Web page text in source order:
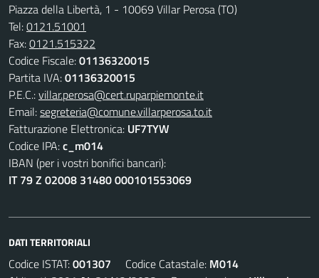
Piazza della Libertà, 1 - 10069 Villar Perosa (TO)
Tel:0121.51001
Fax:0121.515322
Codice Fiscale:01136320015
Partita IVA:01136320015
P.E.C.:villar.perosa@cert.ruparpiemonte.it
Email:segreteria@comune.villarperosa.to.it
Fatturazione Elettronica: UF7TYW
Codice IPA:c_m014
IBAN (per i vostri bonifici bancari):
IT 79 Z 02008 31480 000101553069
DATI TERRITORIALI
Codice ISTAT:001307 Codice Catastale: M014